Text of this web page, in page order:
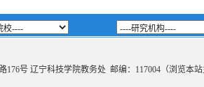
号 辽宁科技学院教务处 邮编：117004（浏览本站